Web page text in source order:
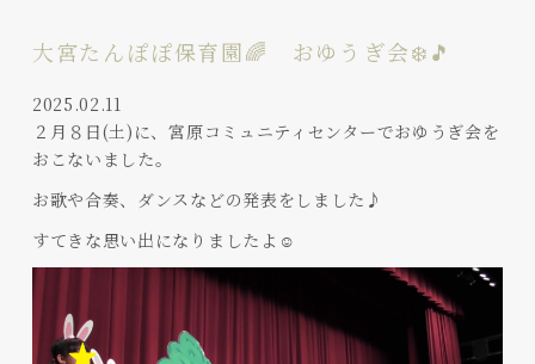
大宮たんぽぽ保育園🌈 おゆうぎ会❄️🎵
2025.02.11
２月８日(土)に、宮原コミュニティセンターでおゆうぎ会を
おこないました。
お歌や合奏、ダンスなどの発表をしました♪
すてきな思い出になりましたよ☺️